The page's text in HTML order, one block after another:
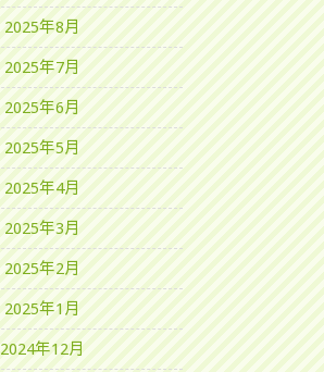
2025年8月
2025年7月
2025年6月
2025年5月
2025年4月
2025年3月
2025年2月
2025年1月
2024年12月